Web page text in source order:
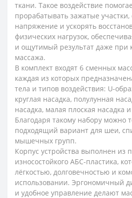
ткани. Такое воздействие
прорабатывать зажатые
напряжение и ускорять
физических нагрузок,
и ощутимый результат даже при
массажа.
В комплект входят 6 сменных
каждая из которых
тела и типов воздействия: U-
круглая насадка, полулунная
насадка, малая плоская насадка
Благодаря такому набору можно
подходящий вариант для шеи,
мышечных групп.
Корпус устройства выполнен из
износостойкого АБС-пластика,
лёгкостью, долговечностью и
использовании. Эргономичный
и удобное управление делают